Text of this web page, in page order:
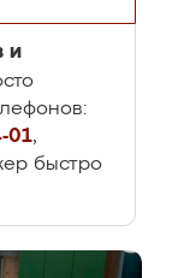
и
01,
быстро